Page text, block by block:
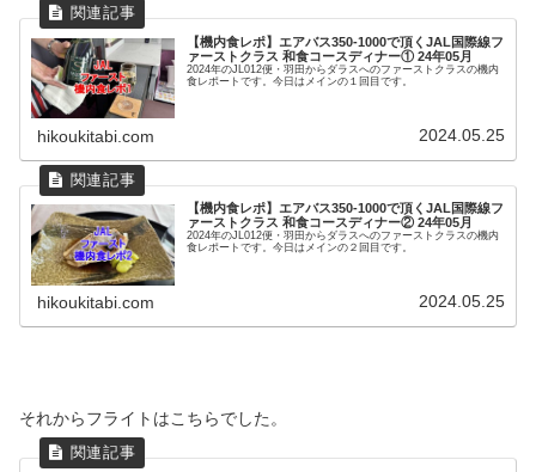
【機内食レポ】エアバス350-1000で頂くJAL国際線フ
ァーストクラス 和食コースディナー① 24年05月
2024年のJL012便・羽田からダラスへのファーストクラスの機内
食レポートです。今日はメインの１回目です。
hikoukitabi.com 2024.05.25
【機内食レポ】エアバス350-1000で頂くJAL国際線フ
ァーストクラス 和食コースディナー② 24年05月
2024年のJL012便・羽田からダラスへのファーストクラスの機内
食レポートです。今日はメインの２回目です。
hikoukitabi.com 2024.05.25
それからフライトはこちらでした。